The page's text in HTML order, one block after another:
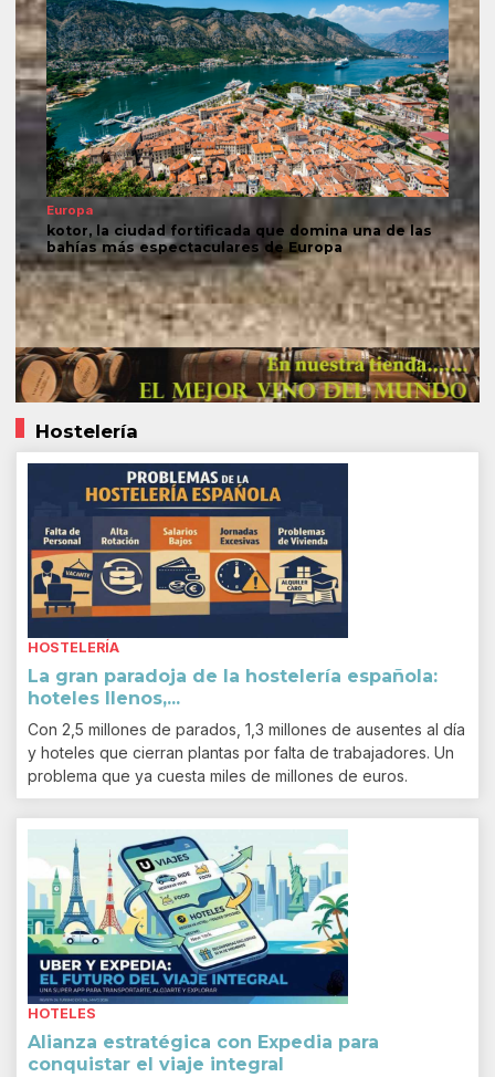
Europa
kotor, la ciudad fortificada que domina una de las
bahías más espectaculares de Europa
Hostelería
HOSTELERÍA
La gran paradoja de la hostelería española:
hoteles llenos,...
Con 2,5 millones de parados, 1,3 millones de ausentes al día
y hoteles que cierran plantas por falta de trabajadores. Un
problema que ya cuesta miles de millones de euros.
HOTELES
Alianza estratégica con Expedia para
conquistar el viaje integral